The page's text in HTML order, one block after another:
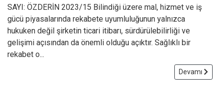
SAYI: ÖZDERİN 2023/15 Bilindiği üzere mal, hizmet ve iş
gücü piyasalarında rekabete uyumluluğunun yalnızca
hukuken değil şirketin ticari itibarı, sürdürülebilirliği ve
gelişimi açısından da önemli olduğu açıktır. Sağlıklı bir
rekabet o...
Devamı